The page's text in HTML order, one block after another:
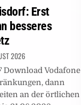
Erst
besseres
2026
Download Vodafone
dann
an der örtlichen